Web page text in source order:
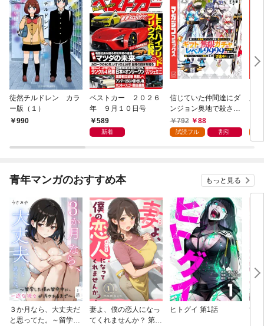
徒然チルドレン カラ
ー版（１）
990
ベストカー ２０２６
年 ９月１０日号
589
新着
信じていた仲間達にダ
ンジョン奥地で殺され
かけたがギフト『無限
ガチャ』でレベル９９
『ざまぁ！』します！
792 88
試読フル 割引
青年マンガのおすすめ本 もっと見る
３か月なら、大丈夫だ
と思ってた。～留学し
妻よ、僕の恋人になっ
てくれませんか？ 第1
ヒトグイ 第1話
世